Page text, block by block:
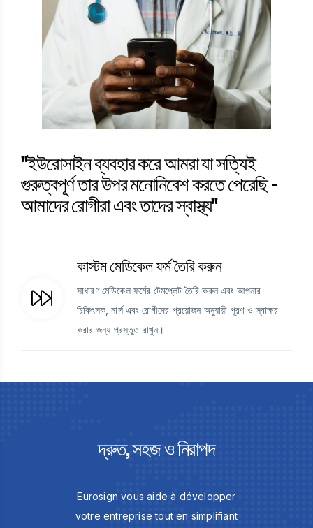
"ইউরোসাইন ব্যবহার করে আমরা যা সত্যিই
গুরুত্বপূর্ণ তার উপর মনোনিবেশ করতে পেরেছি -
আমাদের রোগীরা এবং তাদের স্বাস্থ্য"
কাস্টম মেডিকেল ফর্ম তৈরি করুন
সাধারণ মেডিকেল ফর্মের টেমপ্লেট তৈরি করুন এবং আপনার
চিকিৎসক, নার্স এবং রোগীদের প্রয়োজন অনুযায়ী পূরণ ও স্বাক্ষর
করার জন্য প্রস্তুত রাখুন।
দ্রুত, সহজ ও নিরাপদ
Eurosign vous aide à développer
votre entreprise tout en simplifiant